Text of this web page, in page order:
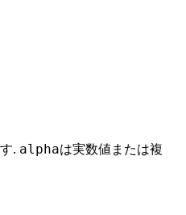
. alphaは実数値または複